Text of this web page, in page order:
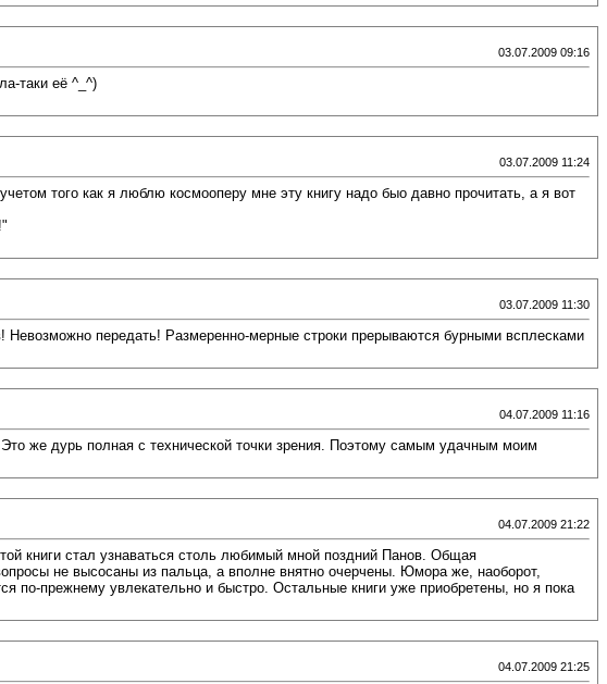
03.07.2009 09:16
таки её ^_^)
03.07.2009 11:24
того как я люблю космооперу мне эту книгу надо быо давно прочитать, а я вот
03.07.2009 11:30
передать! Размеренно-мерные строки прерываются бурными всплесками
04.07.2009 11:16
же дурь полная с технической точки зрения. Поэтому самым удачным моим
04.07.2009 21:22
книги стал узнаваться столь любимый мной поздний Панов. Общая
не высосаны из пальца, а вполне внятно очерчены. Юмора же, наоборот,
по-прежнему увлекательно и быстро. Остальные книги уже приобретены, но я пока
04.07.2009 21:25